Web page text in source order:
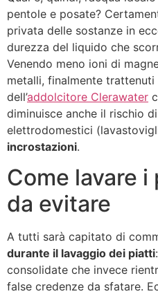
pentole e posate?
privata delle sostanze in
durezza del liquido che
Venendo meno ioni di
metalli, finalmente trattenuti
dell’addolcitore Clerawater
diminuisce anche il rischio
elettrodomestici
incrostazioni.
Come lavare
da evitare
A tutti sarà capitato di
durante il lavaggio dei piatti
consolidate che invece
false credenze da sfatare.